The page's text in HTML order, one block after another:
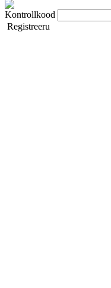
Kontrollkood
Registreeru